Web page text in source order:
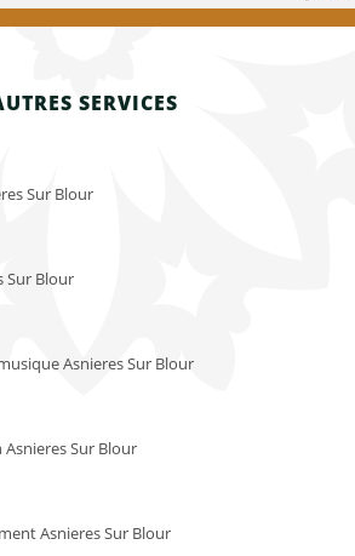
SERVICES
Sur Blour
Sur Blour
Asnieres Sur Blour
Sur Blour
Asnieres Sur Blour